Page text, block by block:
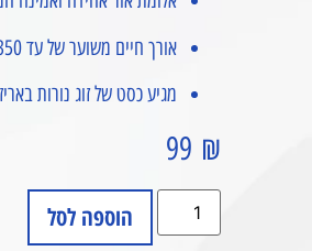
אורך חיים משוער של עד 350 שעות שימוש.
מגיע כסט של זוג נורות
99 ₪
הוספה לסל